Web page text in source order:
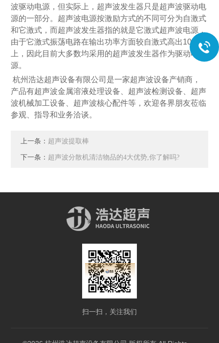
波驱动电源，但实际上，超声波发生器只是超声波驱动电
源的一部分。超声波电源按激励方式的不同可分为自激式
和它激式，而超声波发生器指的就是它激式超声波电源，
由于它激式振荡电路在输出功率方面较自激式高出10%以
上，因此目前大多数均采用的超声波发生器作为驱动电
源。
杭州浩达超声设备有限公司是一家超声波设备产销商，
产品有超声波金属溶液处理设备、超声波检测设备、超声
波机械加工设备、超声波核心配件等，欢迎各界朋友莅临
参观、指导和业务洽谈。
上一条： 超声波提取棒
下一条： 超声波分散机清洁物品的4大优势,你了解吗?
扫一扫，关注我们